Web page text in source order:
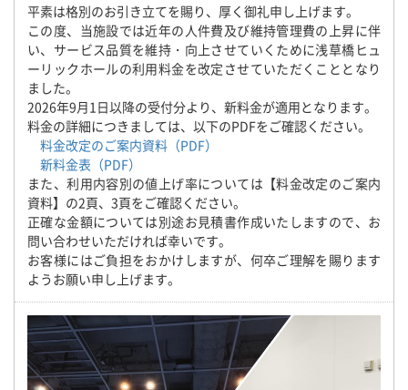
平素は格別のお引き立てを賜り、厚く御礼申し上げます。
この度、当施設では近年の人件費及び維持管理費の上昇に伴
い、サービス品質を維持・向上させていくために浅草橋ヒュ
ーリックホールの利用料金を改定させていただくこととなり
ました。
2026年9月1日以降の受付分より、新料金が適用となります。
料金の詳細につきましては、以下のPDFをご確認ください。
料金改定のご案内資料（PDF）
新料金表（PDF）
また、利用内容別の値上げ率については【料金改定のご案内
資料】の2頁、3頁をご確認ください。
正確な金額については別途お見積書作成いたしますので、お
問い合わせいただければ幸いです。
お客様にはご負担をおかけしますが、何卒ご理解を賜ります
ようお願い申し上げます。